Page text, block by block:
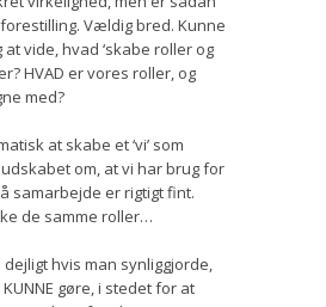
Vældig bred. Kunne
vide, hvad ‘skabe roller og
HVAD er vores roller, og
med?
at skabe et ‘vi’ som
om, at vi har brug for
samarbejde er rigtigt fint.
de samme roller…
hvis man synliggjorde,
gøre, i stedet for at